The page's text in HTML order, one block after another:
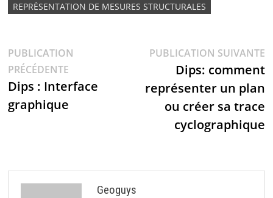
REPRÉSENTATION DE MESURES STRUCTURALES
PUBLICATION
PRÉCÉDENTE
Dips : Interface
graphique
PUBLICATION SUIVANTE
Dips: comment
représenter un plan
ou créer sa trace
cyclographique
Geoguys